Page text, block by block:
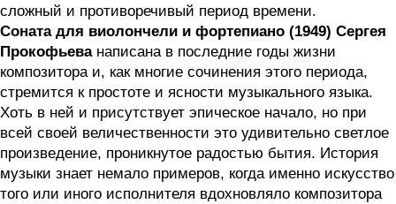
сложный и противоречивый период времени.
Соната для виолончели и фортепиано (1949) Сергея
Прокофьеванаписана в последние годы жизни
композитора и, как многие сочинения этого периода,
стремится к простоте и ясности музыкального языка.
Хоть в ней и присутствует эпическое начало, но при
всей своей величественности это удивительно светлое
произведение, проникнутое радостью бытия. История
музыки знает немало примеров, когда именно искусство
того или иного исполнителя вдохновляло композитора